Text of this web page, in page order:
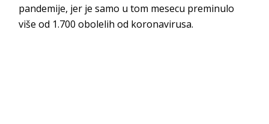
pandemije, jer je samo u tom mesecu preminulo
više od 1.700 obolelih od koronavirusa.